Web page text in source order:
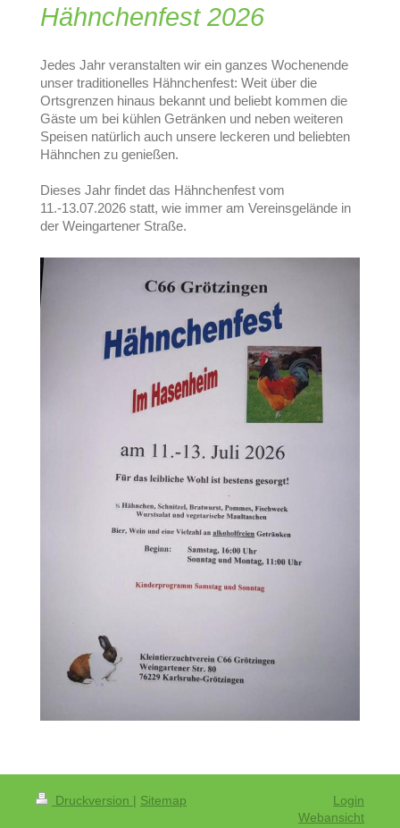
Hähnchenfest 2026
Jedes Jahr veranstalten wir ein ganzes Wochenende
unser traditionelles Hähnchenfest: Weit über die
Ortsgrenzen hinaus bekannt und beliebt kommen die
Gäste um bei kühlen Getränken und neben weiteren
Speisen natürlich auch unsere leckeren und beliebten
Hähnchen zu genießen.
Dieses Jahr findet das Hähnchenfest vom
11.-13.07.2026 statt, wie immer am Vereinsgelände in
der Weingartener Straße.
Druckversion | Sitemap
Login
Webansicht